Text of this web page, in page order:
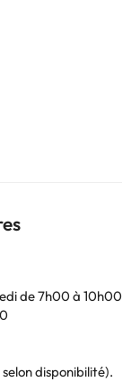
de 7h00 à 10h00
disponibilité).